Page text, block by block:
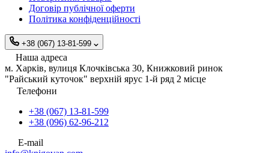
Договір публічної оферти
Політика конфіденційності
+38 (067) 13-81-599
Наша адреса
м. Харків, вулиця Клочківська 30, Книжковий ринок
"Райський куточок" верхній ярус 1-й ряд 2 місце
Телефони
+38 (067) 13-81-599
+38 (096) 62-96-212
E-mail